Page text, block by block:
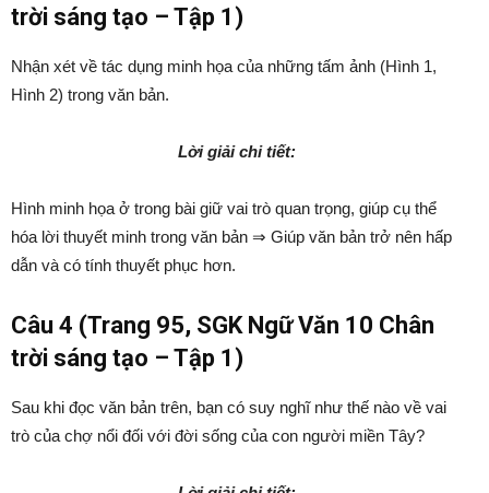
trời sáng tạo – Tập 1)
Nhận xét về tác dụng minh họa của những tấm ảnh (Hình 1,
Hình 2) trong văn bản.
Lời giải chi tiết:
Hình minh họa ở trong bài giữ vai trò quan trọng, giúp cụ thể
hóa lời thuyết minh trong văn bản ⇒ Giúp văn bản trở nên hấp
dẫn và có tính thuyết phục hơn.
Câu 4 (Trang 95, SGK Ngữ Văn 10 Chân
trời sáng tạo – Tập 1)
Sau khi đọc văn bản trên, bạn có suy nghĩ như thế nào về vai
trò của chợ nổi đối với đời sống của con người miền Tây?